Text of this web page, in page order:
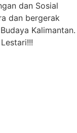
dan Sosial
dan bergerak
Kalimantan.